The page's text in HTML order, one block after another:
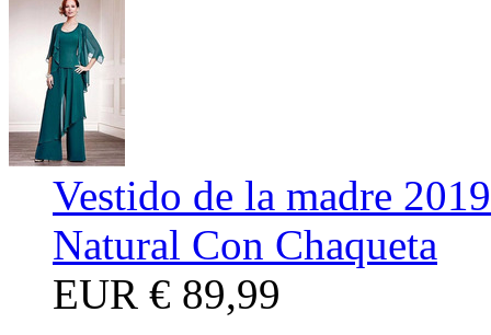
Vestido de la madre
Natural Con Chaqueta
EUR € 89,99